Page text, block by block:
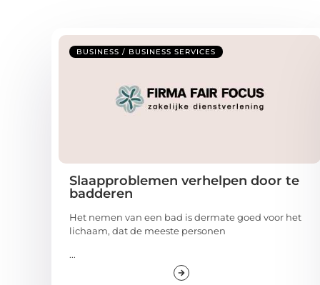
BUSINESS / BUSINESS SERVICES
Slaapproblemen verhelpen door te
badderen
Het nemen van een bad is dermate goed voor het
lichaam, dat de meeste personen
...